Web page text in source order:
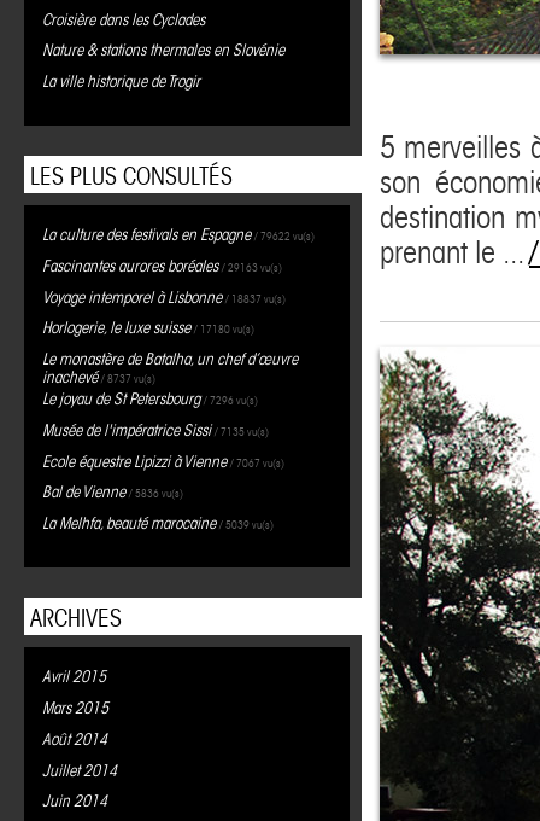
Croisière dans les Cyclades
Nature & stations thermales en Slovénie
La ville historique de Trogir
LES PLUS CONSULTÉS
La culture des festivals en Espagne / 79622 vu(s)
Fascinantes aurores boréales / 29163 vu(s)
Voyage intemporel à Lisbonne / 18837 vu(s)
Horlogerie, le luxe suisse / 17180 vu(s)
Le monastère de Batalha, un chef d’œuvre
inachevé / 8737 vu(s)
Le joyau de St Petersbourg / 7296 vu(s)
Musée de l'impératrice Sissi / 7135 vu(s)
Ecole équestre Lipizzi à Vienne / 7067 vu(s)
Bal de Vienne / 5836 vu(s)
La Melhfa, beauté marocaine / 5039 vu(s)
ARCHIVES
Avril 2015
Mars 2015
Août 2014
Juillet 2014
Juin 2014
5 merveilles
son
destination
prenant le ...